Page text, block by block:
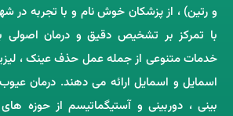
و رتین) ، از پزشکان خوش ‌نام و با تجربه در
با تمرکز بر تشخیص دقیق و درمان
خدمات متنوعی از جمله عمل حذف عینک ،
اسمایل و اسمایل ارائه می ‌دهند. درمان
‌بینی ، دوربینی و آستیگماتیسم از حوزه‌